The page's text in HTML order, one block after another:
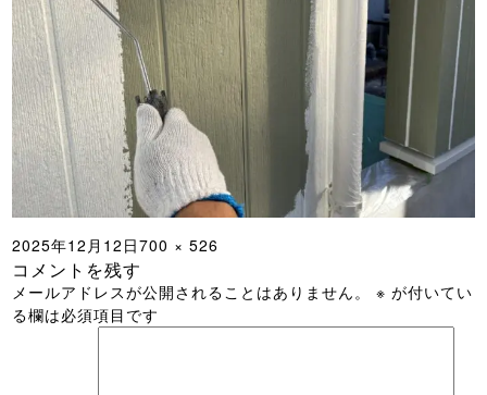
投
稿
日:
2025年12月12日フ
ル
サ
イ
700 × 526
コメントを残す
メールアドレスが公開されることはありません。 ※ が付いてい
る欄は必須項目です